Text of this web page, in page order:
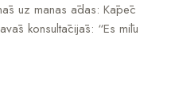
uz manas ādas: Kāpēc
konsultācijās: “Es mīlu